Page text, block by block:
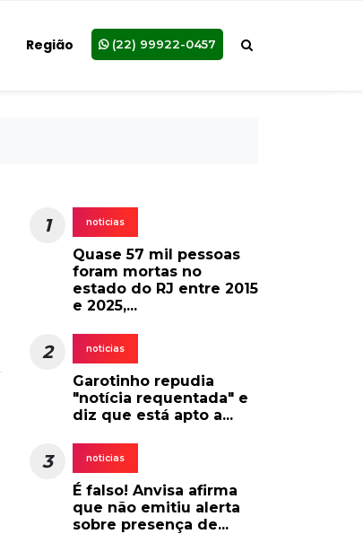
Região (22) 99922-0457
1 noticias
Quase 57 mil pessoas
foram mortas no
estado do RJ entre 2015
e 2025,...
2 noticias
Garotinho repudia
"notícia requentada" e
diz que está apto a...
3 noticias
É falso! Anvisa afirma
que não emitiu alerta
sobre presença de...